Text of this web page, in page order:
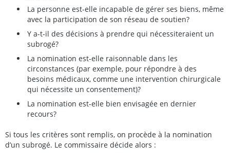
La personne est-elle incapable de gérer ses biens, même
avec la participation de son réseau de soutien?
Y a-t-il des décisions à prendre qui nécessiteraient un
subrogé?
La nomination est-elle raisonnable dans les
circonstances (par exemple, pour répondre à des
besoins médicaux, comme une intervention chirurgicale
qui nécessite un consentement)?
La nomination est-elle bien envisagée en dernier
recours?
Si tous les critères sont remplis, on procède à la nomination
d’un subrogé. Le commissaire décide alors :